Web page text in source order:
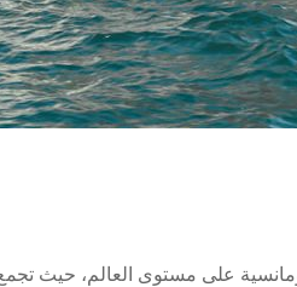
على مستوى العالم، حيث تجمع